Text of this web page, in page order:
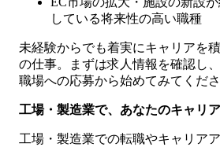
している将来性の高い職種
未経験からでも着実にキャリアを
の仕事。まずは求人情報を確認し
職場への応募から始めてみてくださ
工場・製造業で、あなたのキャリ
工場・製造業での転職やキャリア